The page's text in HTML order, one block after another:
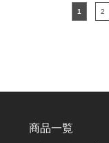
1 2
商品一覧